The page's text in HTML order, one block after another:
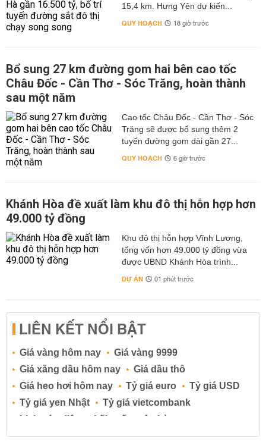
15,4 km. Hưng Yên dự kiến...
QUY HOẠCH 18 giờ trước
Bổ sung 27 km đường gom hai bên cao tốc
Châu Đốc - Cần Thơ - Sóc Trăng, hoàn thành
sau một năm
Cao tốc Châu Đốc - Cần Thơ - Sóc
Trăng sẽ được bổ sung thêm 2
tuyến đường gom dài gần 27...
QUY HOẠCH 6 giờ trước
Khánh Hòa đề xuất làm khu đô thị hỗn hợp hơn
49.000 tỷ đồng
Khu đô thị hỗn hợp Vĩnh Lương,
tổng vốn hơn 49.000 tỷ đồng vừa
được UBND Khánh Hòa trình...
DỰ ÁN 01 phút trước
LIÊN KẾT NỔI BẬT
Giá vàng hôm nay
Giá vàng 9999
Giá xăng dầu hôm nay
Giá dầu thô
Giá heo hơi hôm nay
Tỷ giá euro
Tỷ giá USD
Tỷ giá yen Nhật
Tỷ giá vietcombank
Lịch cúp điện
Lãi suất ngân hàng
Lãi suất tiết kiệm
Lãi suất tiền gửi